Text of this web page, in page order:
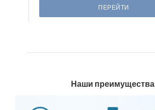
ПЕРЕЙТИ
Наши преимущества